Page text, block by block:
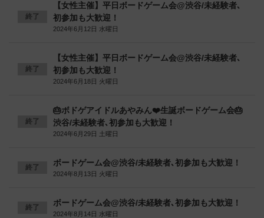
終了
【女性主催】平日ボードゲーム会@渋谷/未経験者､
初参加も大歓迎！
2024年6月12日 水曜日
終了
【女性主催】平日ボードゲーム会@渋谷/未経験者､
初参加も大歓迎！
2024年6月18日 火曜日
終了
🎂ボドゲアイドルあやみん❤️生誕ボードゲーム会🎂
渋谷/未経験者､初参加も大歓迎！
2024年6月29日 土曜日
終了 ボードゲーム会@渋谷/未経験者､初参加も大歓迎！
2024年8月13日 火曜日
終了 ボードゲーム会@渋谷/未経験者､初参加も大歓迎！
2024年8月14日 水曜日